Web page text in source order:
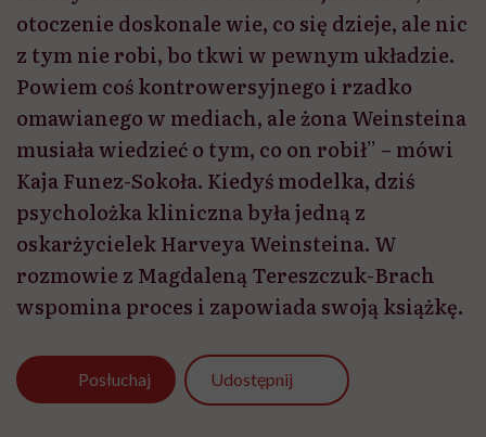
otoczenie doskonale wie, co się dzieje, ale nic
z tym nie robi, bo tkwi w pewnym układzie.
Powiem coś kontrowersyjnego i rzadko
omawianego w mediach, ale żona Weinsteina
musiała wiedzieć o tym, co on robił” – mówi
Kaja Funez-Sokoła. Kiedyś modelka, dziś
psycholożka kliniczna była jedną z
oskarżycielek Harveya Weinsteina. W
rozmowie z Magdaleną Tereszczuk-Brach
wspomina proces i zapowiada swoją książkę.
Posłuchaj Udostępnij